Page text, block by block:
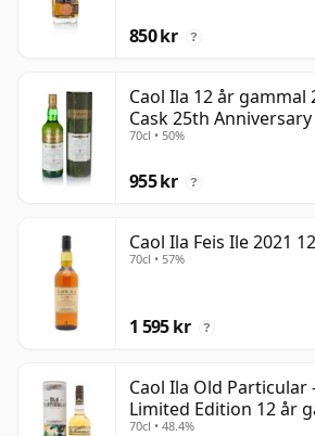
850 kr ?
Caol Ila 12 år gammal
Cask 25th Anniversary
70cl • 50%
955 kr ?
Caol Ila Feis Ile 2021
70cl • 57%
1 595 kr ?
Caol Ila Old Particular
Limited Edition 12 år
70cl • 48.4%